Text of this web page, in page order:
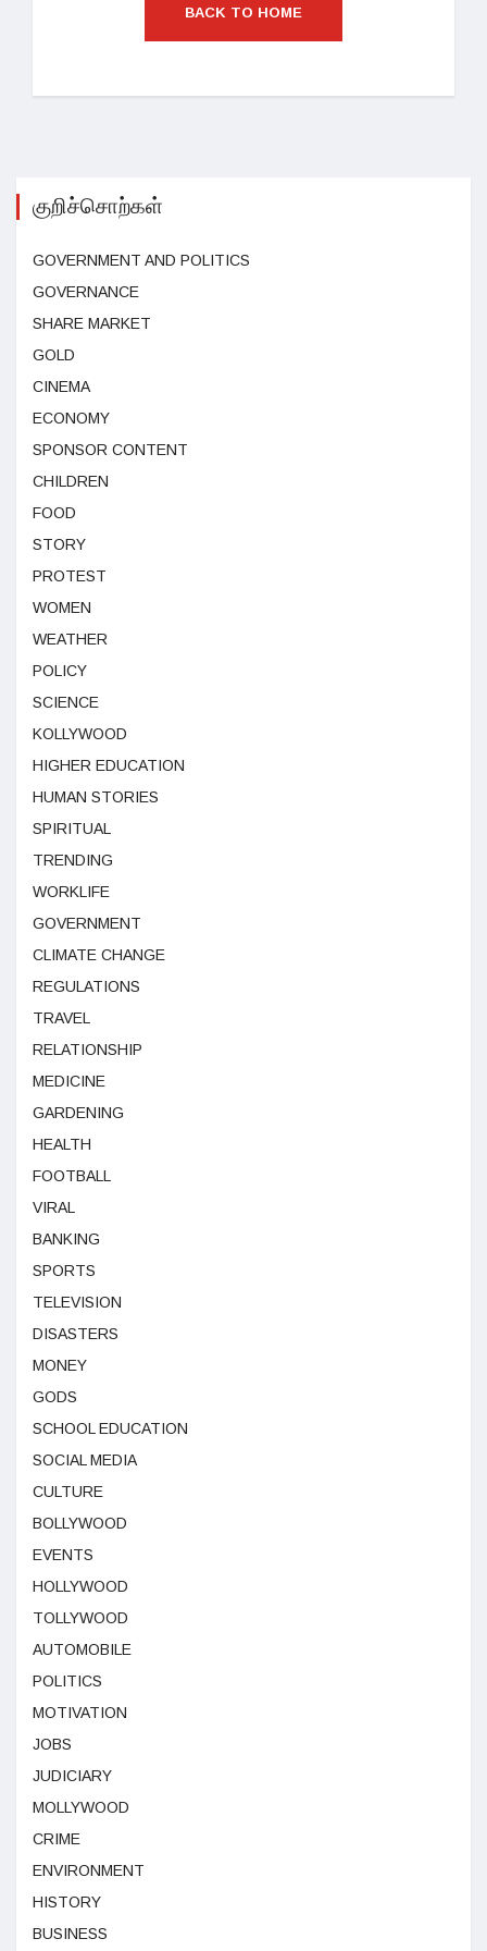
BACK TO HOME
குறிச்சொற்கள்
GOVERNMENT AND POLITICS
GOVERNANCE
SHARE MARKET
GOLD
CINEMA
ECONOMY
SPONSOR CONTENT
CHILDREN
FOOD
STORY
PROTEST
WOMEN
WEATHER
POLICY
SCIENCE
KOLLYWOOD
HIGHER EDUCATION
HUMAN STORIES
SPIRITUAL
TRENDING
WORKLIFE
GOVERNMENT
CLIMATE CHANGE
REGULATIONS
TRAVEL
RELATIONSHIP
MEDICINE
GARDENING
HEALTH
FOOTBALL
VIRAL
BANKING
SPORTS
TELEVISION
DISASTERS
MONEY
GODS
SCHOOL EDUCATION
SOCIAL MEDIA
CULTURE
BOLLYWOOD
EVENTS
HOLLYWOOD
TOLLYWOOD
AUTOMOBILE
POLITICS
MOTIVATION
JOBS
JUDICIARY
MOLLYWOOD
CRIME
ENVIRONMENT
HISTORY
BUSINESS